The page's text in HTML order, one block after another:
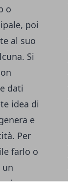
o
poi
al suo
Si
dati
idea di
e
Per
farlo o
un
a